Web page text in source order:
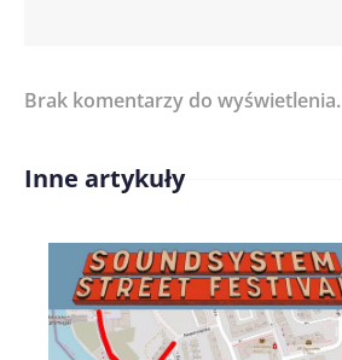
Imię/ Nick*
Brak komentarzy do wyświetlenia.
Inne artykuły